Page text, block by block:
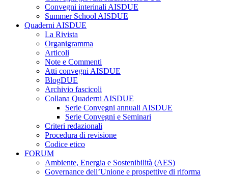
Convegni interinali AISDUE
Summer School AISDUE
Quaderni AISDUE
La Rivista
Organigramma
Articoli
Note e Commenti
Atti convegni AISDUE
BlogDUE
Archivio fascicoli
Collana Quaderni AISDUE
Serie Convegni annuali AISDUE
Serie Convegni e Seminari
Criteri redazionali
Procedura di revisione
Codice etico
FORUM
Ambiente, Energia e Sostenibilità (AES)
Governance dell’Unione e prospettive di riforma